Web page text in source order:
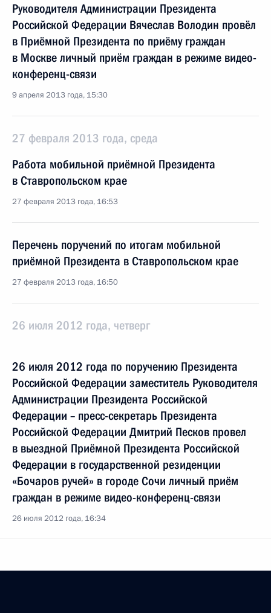
Руководителя Администрации Президента
Российской Федерации Вячеслав Володин провёл
в Приёмной Президента по приёму граждан
в Москве личный приём граждан в режиме видео-
конференц-связи
9 апреля 2013 года, 15:30
27 февраля 2013 года, среда
Работа мобильной приёмной Президента
в Ставропольском крае
27 февраля 2013 года, 16:53
Перечень поручений по итогам мобильной
приёмной Президента в Ставропольском крае
27 февраля 2013 года, 16:50
26 июля 2012 года, четверг
26 июля 2012 года по поручению Президента
Российской Федерации заместитель Руководителя
Администрации Президента Российской
Федерации – пресс-секретарь Президента
Российской Федерации Дмитрий Песков провел
в выездной Приёмной Президента Российской
Федерации в государственной резиденции
«Бочаров ручей» в городе Сочи личный приём
граждан в режиме видео-конференц-связи
26 июля 2012 года, 16:34